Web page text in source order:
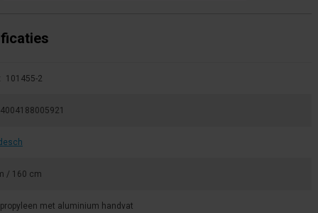
101455-2
4004188005921
/ 160 cm
met aluminium handvat